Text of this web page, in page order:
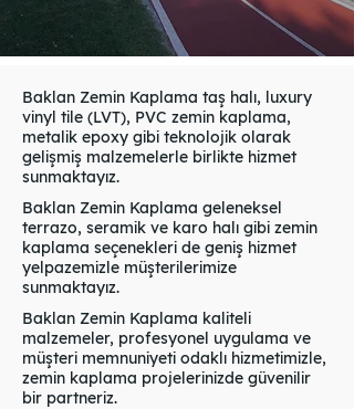
Baklan Zemin Kaplama taş halı, luxury
vinyl tile (LVT), PVC zemin kaplama,
metalik epoxy gibi teknolojik olarak
gelişmiş malzemelerle birlikte hizmet
sunmaktayız.
Baklan Zemin Kaplama geleneksel
terrazo, seramik ve karo halı gibi zemin
kaplama seçenekleri de geniş hizmet
yelpazemizle müşterilerimize
sunmaktayız.
Baklan Zemin Kaplama kaliteli
malzemeler, profesyonel uygulama ve
müşteri memnuniyeti odaklı hizmetimizle,
zemin kaplama projelerinizde güvenilir
bir partneriz.